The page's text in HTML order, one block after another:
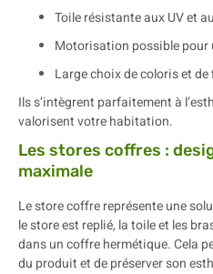
Toile résistante aux UV et
Motorisation possible
Large choix de coloris et
Ils s’intègrent parfaitement à
valorisent votre habitation.
Les stores coffres :
maximale
Le store coffre représente une
le store est replié, la toile et les
dans un coffre hermétique. Cela
du produit et de préserver son